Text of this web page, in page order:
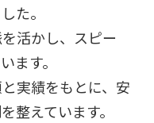
た。
活かし、スピー
ます。
実績をもとに、安
整えています。